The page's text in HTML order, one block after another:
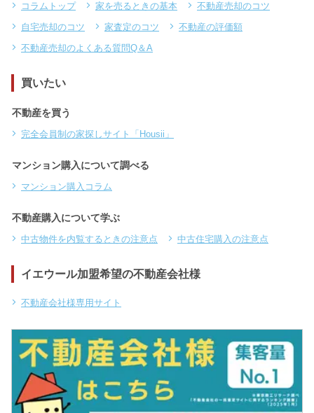
コラムトップ 家を売るときの基本
不動産売却のコツ
自宅売却のコツ
家査定のコツ
不動産の評価額
不動産売却のよくある質問Q＆A
買いたい
不動産を買う
完全会員制の家探しサイト「Housii」
マンション購入について調べる
マンション購入コラム
不動産購入について学ぶ
中古物件を内覧するときの注意点 中古住宅購入の注意点
イエウール加盟希望の不動産会社様
不動産会社様専用サイト